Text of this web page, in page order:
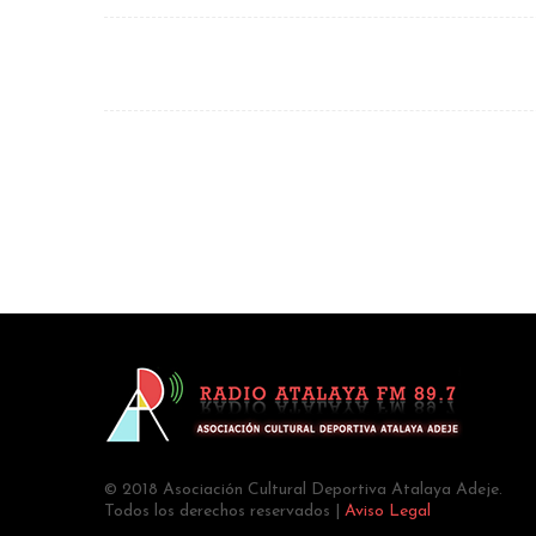
© 2018 Asociación Cultural Deportiva Atalaya Adeje.
Todos los derechos reservados | Aviso Legal